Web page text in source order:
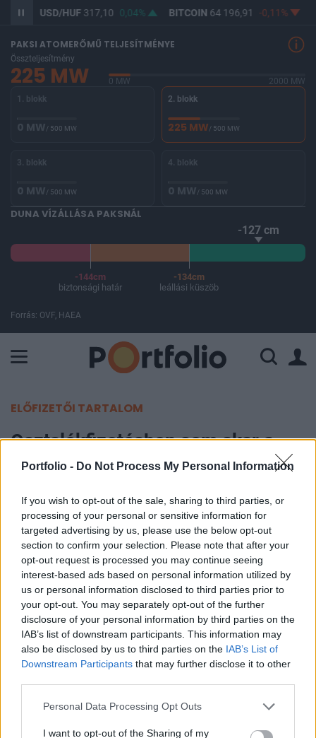
Portfolio - Do Not Process My Personal Information
If you wish to opt-out of the sale, sharing to third parties, or
processing of your personal or sensitive information for
targeted advertising by us, please use the below opt-out
section to confirm your selection. Please note that after your
opt-out request is processed you may continue seeing
interest-based ads based on personal information utilized by
us or personal information disclosed to third parties prior to
your opt-out. You may separately opt-out of the further
disclosure of your personal information by third parties on the
IAB’s list of downstream participants. This information may
also be disclosed by us to third parties on the IAB’s List of
Downstream Participants that may further disclose it to other
Personal Data Processing Opt Outs
I want to opt-out of the Sharing of my
USD/HUF317,10 0,04% BITCOIN 64 196,91 -0,11%
PAKSI ATOMERŐMŰ TELJESÍTMÉNYE
Összteljesítmény
225 MW 0 MW
2000 MW
1. blokk
0 MW/ 500 MW
2. blokk
225 MW/ 500 MW
3. blokk
0 MW/ 500 MW
4. blokk
0 MW/ 500 MW
DUNA VÍZÁLLÁSA PAKSNÁL
-127 cm
-144cm
biztonsági határ
-134cm
leállási küszöb
Forrás: OVF, HAEA
ELŐFIZETŐI TARTALOM
Osztalékfizetésben sem akar a
MOL a versenytársak mögött
Portfolio
2004. november 25. 11:05
"Középtávon a regionális versenytársak papírjai
által biztosított osztalékhozammal számolhatnak
a MOL részvényesei"
- jelentette ki Michel-Marc Delcommune Pozsonyban a
Reuters tudósítása szerint. A meglehetősen alacsony
nem kívánt részletekbe bocsátkozni az osztalékemelés
jövő évi mértékét illetően, amelyről az igazgatósági